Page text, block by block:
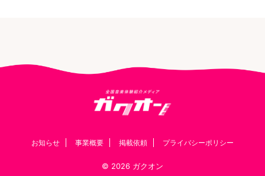
お知らせ 事業概要 掲載依頼 プライバシーポリシー
© 2026 ガクオン